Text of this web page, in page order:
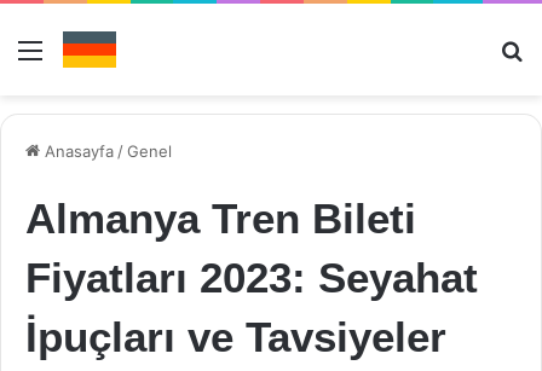
Menü
Anasayfa /Genel
Almanya Tren Bileti
Fiyatları 2023: Seyahat
İpuçları ve Tavsiyeler